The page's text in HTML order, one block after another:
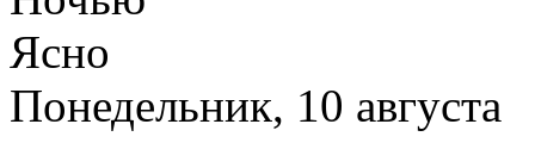
Ясно
Понедельник, 10 августа